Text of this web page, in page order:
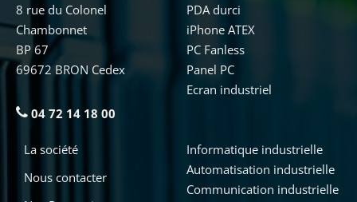
8 rue du Colonel
Chambonnet
BP 67
69672 BRON Cedex
04 72 14 18 00
Informatique industrielle
Automatisation industrielle
Communication industrielle
PDA durci
iPhone ATEX
PC Fanless
Panel PC
Ecran industriel
La société
Nous contacter